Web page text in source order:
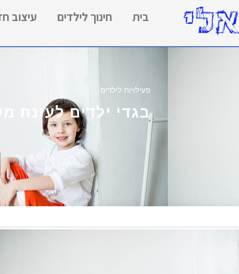
בית חינוך לילדים עיצוב
פעילויות לילדים
בגדי ילדים לעונת